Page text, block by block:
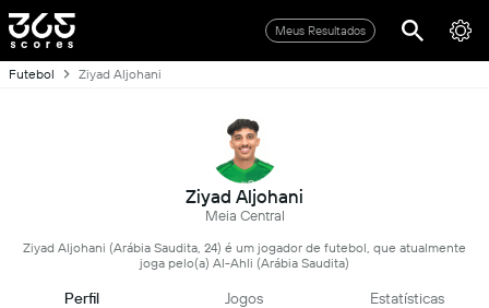
Meus Resultados
Futebol Ziyad Aljohani
Ziyad Aljohani
Meia Central
Ziyad Aljohani (Arábia Saudita, 24) é um jogador de futebol, que atualmente
joga pelo(a) Al-Ahli (Arábia Saudita)
Perfil Jogos Estatísticas